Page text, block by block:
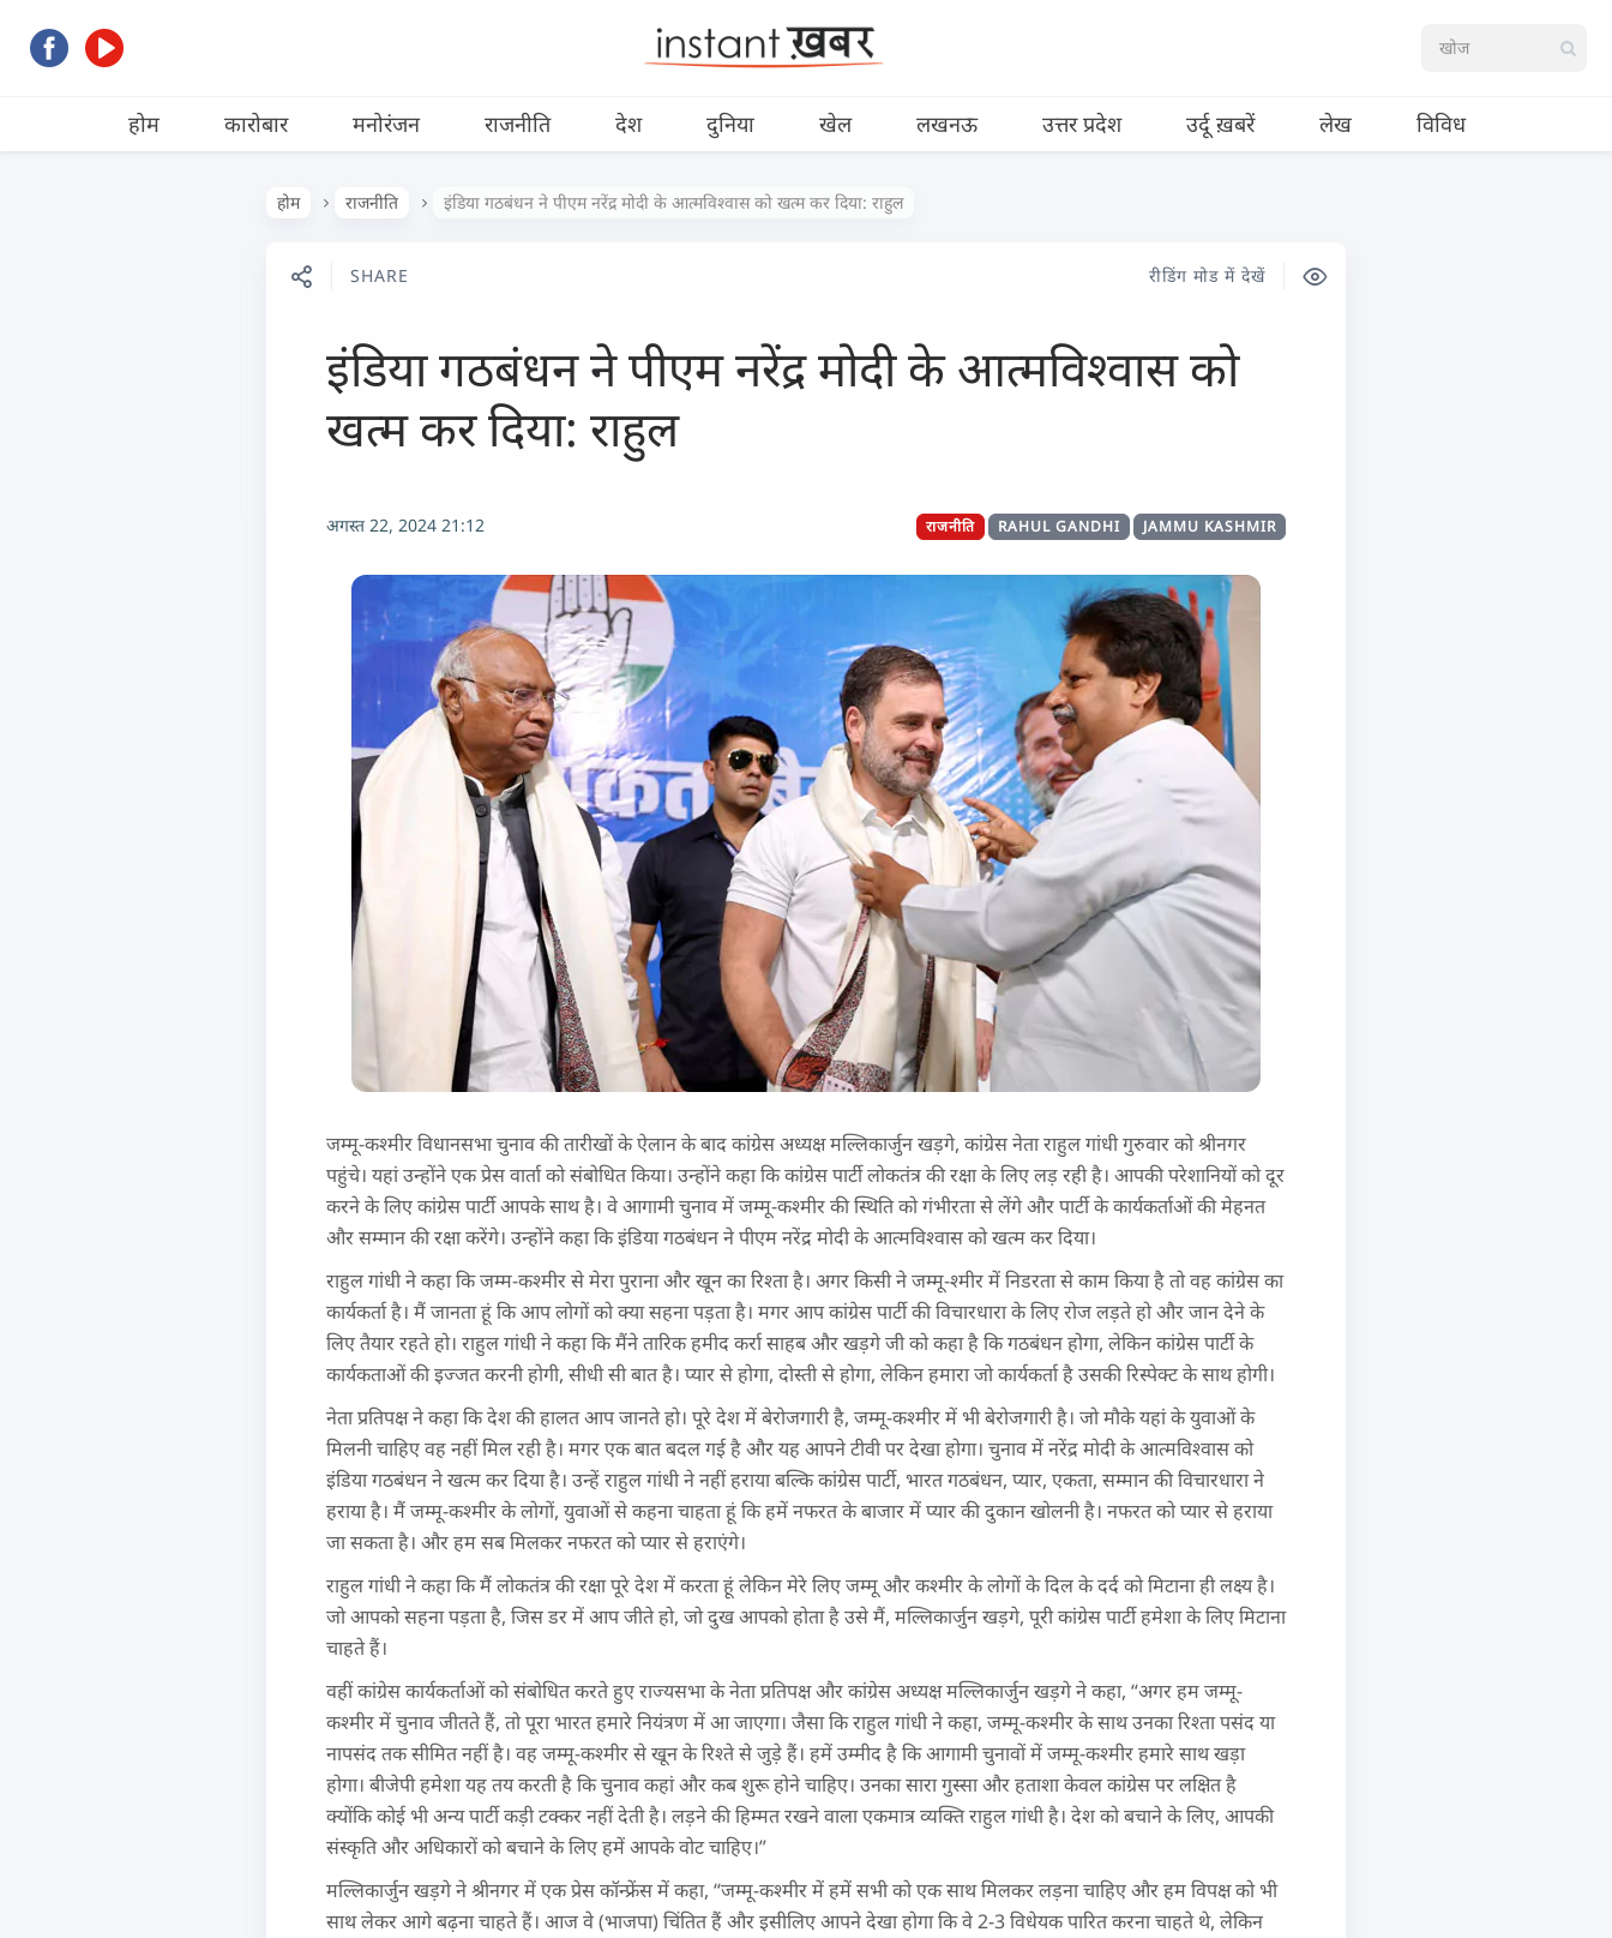
होम कारोबार मनोरंजन राजनीति देश दुनिया खेल लखनऊ उत्तर प्रदेश उर्दू ख़बरें लेख विविध
होम राजनीति इंडिया गठबंधन ने पीएम नरेंद्र मोदी के आत्मविश्वास को खत्म कर दिया: राहुल
SHARE रीडिंग मोड में देखें
इंडिया गठबंधन ने पीएम नरेंद्र मोदी के आत्मविश्वास को
खत्म कर दिया: राहुल
अगस्त 22, 2024 21:12 JAMMU KASHMIR
RAHUL GANDHI
राजनीति
जम्मू-कश्मीर विधानसभा चुनाव की तारीखों के ऐलान के बाद कांग्रेस अध्यक्ष मल्लिकार्जुन खड़गे, कांग्रेस नेता राहुल गांधी गुरुवार को श्रीनगर
पहुंचे। यहां उन्होंने एक प्रेस वार्ता को संबोधित किया। उन्होंने कहा कि कांग्रेस पार्टी लोकतंत्र की रक्षा के लिए लड़ रही है। आपकी परेशानियों को दूर
करने के लिए कांग्रेस पार्टी आपके साथ है। वे आगामी चुनाव में जम्मू-कश्मीर की स्थिति को गंभीरता से लेंगे और पार्टी के कार्यकर्ताओं की मेहनत
और सम्मान की रक्षा करेंगे। उन्होंने कहा कि इंडिया गठबंधन ने पीएम नरेंद्र मोदी के आत्मविश्वास को खत्म कर दिया।
राहुल गांधी ने कहा कि जम्म-कश्मीर से मेरा पुराना और खून का रिश्ता है। अगर किसी ने जम्मू-श्मीर में निडरता से काम किया है तो वह कांग्रेस का
कार्यकर्ता है। मैं जानता हूं कि आप लोगों को क्या सहना पड़ता है। मगर आप कांग्रेस पार्टी की विचारधारा के लिए रोज लड़ते हो और जान देने के
लिए तैयार रहते हो। राहुल गांधी ने कहा कि मैंने तारिक हमीद कर्रा साहब और खड़गे जी को कहा है कि गठबंधन होगा, लेकिन कांग्रेस पार्टी के
कार्यकताओं की इज्जत करनी होगी, सीधी सी बात है। प्यार से होगा, दोस्ती से होगा, लेकिन हमारा जो कार्यकर्ता है उसकी रिस्पेक्ट के साथ होगी।
नेता प्रतिपक्ष ने कहा कि देश की हालत आप जानते हो। पूरे देश में बेरोजगारी है, जम्मू-कश्मीर में भी बेरोजगारी है। जो मौके यहां के युवाओं के
मिलनी चाहिए वह नहीं मिल रही है। मगर एक बात बदल गई है और यह आपने टीवी पर देखा होगा। चुनाव में नरेंद्र मोदी के आत्मविश्वास को
इंडिया गठबंधन ने खत्म कर दिया है। उन्हें राहुल गांधी ने नहीं हराया बल्कि कांग्रेस पार्टी, भारत गठबंधन, प्यार, एकता, सम्मान की विचारधारा ने
हराया है। मैं जम्मू-कश्मीर के लोगों, युवाओं से कहना चाहता हूं कि हमें नफरत के बाजार में प्यार की दुकान खोलनी है। नफरत को प्यार से हराया
जा सकता है। और हम सब मिलकर नफरत को प्यार से हराएंगे।
राहुल गांधी ने कहा कि मैं लोकतंत्र की रक्षा पूरे देश में करता हूं लेकिन मेरे लिए जम्मू और कश्मीर के लोगों के दिल के दर्द को मिटाना ही लक्ष्य है।
जो आपको सहना पड़ता है, जिस डर में आप जीते हो, जो दुख आपको होता है उसे मैं, मल्लिकार्जुन खड़गे, पूरी कांग्रेस पार्टी हमेशा के लिए मिटाना
चाहते हैं।
वहीं कांग्रेस कार्यकर्ताओं को संबोधित करते हुए राज्यसभा के नेता प्रतिपक्ष और कांग्रेस अध्यक्ष मल्लिकार्जुन खड़गे ने कहा, “अगर हम जम्मू-
कश्मीर में चुनाव जीतते हैं, तो पूरा भारत हमारे नियंत्रण में आ जाएगा। जैसा कि राहुल गांधी ने कहा, जम्मू-कश्मीर के साथ उनका रिश्ता पसंद या
नापसंद तक सीमित नहीं है। वह जम्मू-कश्मीर से खून के रिश्ते से जुड़े हैं। हमें उम्मीद है कि आगामी चुनावों में जम्मू-कश्मीर हमारे साथ खड़ा
होगा। बीजेपी हमेशा यह तय करती है कि चुनाव कहां और कब शुरू होने चाहिए। उनका सारा गुस्सा और हताशा केवल कांग्रेस पर लक्षित है
क्योंकि कोई भी अन्य पार्टी कड़ी टक्कर नहीं देती है। लड़ने की हिम्मत रखने वाला एकमात्र व्यक्ति राहुल गांधी है। देश को बचाने के लिए, आपकी
संस्कृति और अधिकारों को बचाने के लिए हमें आपके वोट चाहिए।”
मल्लिकार्जुन खड़गे ने श्रीनगर में एक प्रेस कॉन्फ्रेंस में कहा, “जम्मू-कश्मीर में हमें सभी को एक साथ मिलकर लड़ना चाहिए और हम विपक्ष को भी
साथ लेकर आगे बढ़ना चाहते हैं। आज वे (भाजपा) चिंतित हैं और इसीलिए आपने देखा होगा कि वे 2-3 विधेयक पारित करना चाहते थे, लेकिन